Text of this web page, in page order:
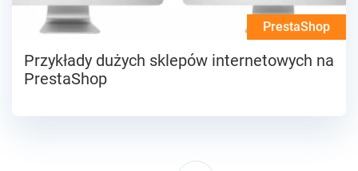
PrestaShop
Przykłady dużych sklepów internetowych na
PrestaShop